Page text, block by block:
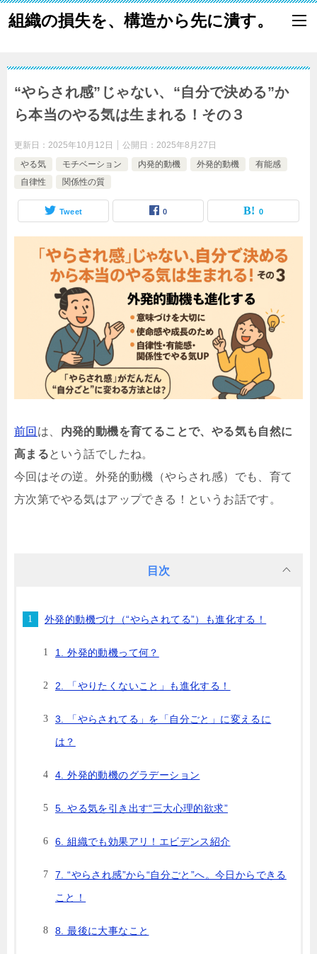
組織の損失を、構造から先に潰す。
“やらされ感”じゃない、“自分で決める”か
ら本当のやる気は生まれる！その３
更新日： 2025年10月12日 公開日： 2025年8月27日
やる気
モチベーション 内発的動機 外発的動機
有能感
自律性
関係性の質
Tweet 0 0
前回 は、 内発的動機を育てることで、やる気も自然に
高まるという話でしたね。
今回はその逆。外発的動機（やらされ感）でも、育て
方次第でやる気はアップできる！というお話です。
目次
外発的動機づけ（“やらされてる”）も進化する！
1. 外発的動機って何？
2. 「やりたくないこと」も進化する！
3. 「やらされてる」を「自分ごと」に変えるに
は？
4. 外発的動機のグラデーション
5. やる気を引き出す“三大心理的欲求”
6. 組織でも効果アリ！エビデンス紹介
7. “やらされ感”から“自分ごと”へ。今日からできる
こと！
8. 最後に大事なこと